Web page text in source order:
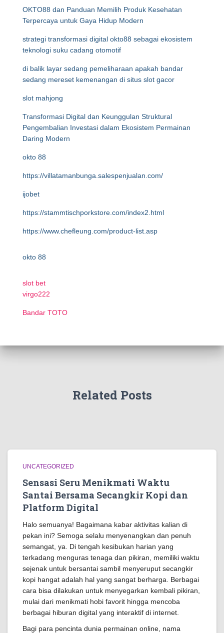
OKTO88 dan Panduan Memilih Produk Kesehatan
Terpercaya untuk Gaya Hidup Modern
strategi transformasi digital okto88 sebagai ekosistem
teknologi suku cadang otomotif
di balik layar sedang pemeliharaan apakah bandar
sedang mereset kemenangan di situs slot gacor
slot mahjong
Transformasi Digital dan Keunggulan Struktural
Pengembalian Investasi dalam Ekosistem Permainan
Daring Modern
okto 88
https://villatamanbunga.salespenjualan.com/
ijobet
https://stammtischporkstore.com/index2.html
https://www.chefleung.com/product-list.asp
okto 88
slot bet
virgo222
Bandar TOTO
Related Posts
UNCATEGORIZED
Sensasi Seru Menikmati Waktu
Santai Bersama Secangkir Kopi dan
Platform Digital
Halo semuanya! Bagaimana kabar aktivitas kalian di
pekan ini? Semoga selalu menyenangkan dan penuh
semangat, ya. Di tengah kesibukan harian yang
terkadang menguras tenaga dan pikiran, memiliki waktu
sejenak untuk bersantai sambil menyeruput secangkir
kopi hangat adalah hal yang sangat berharga. Berbagai
cara bisa dilakukan untuk menyegarkan kembali pikiran,
mulai dari menikmati hobi favorit hingga mencoba
berbagai hiburan digital yang interaktif di internet.
Bagi para pencinta dunia permainan online, nama